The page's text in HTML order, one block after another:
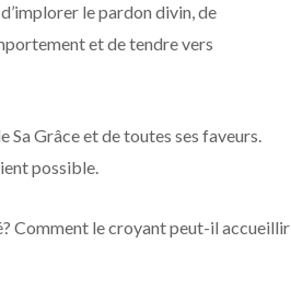
le pardon divin, de
et de tendre vers
Sa Grâce et de toutes ses faveurs.
possible.
Comment le croyant peut-il accueillir